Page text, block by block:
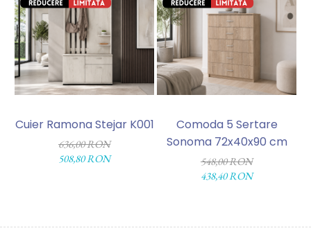
Cuier Ramona Stejar K001
636,00 RON
508,80 RON
Comoda 5 Sertare
Sonoma 72x40x90 cm
548,00 RON
438,40 RON